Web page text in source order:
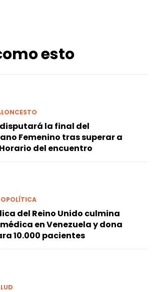
esto
la final del
Femenino tras superar a
del encuentro
del Reino Unido culmina
en Venezuela y dona
10.000 pacientes